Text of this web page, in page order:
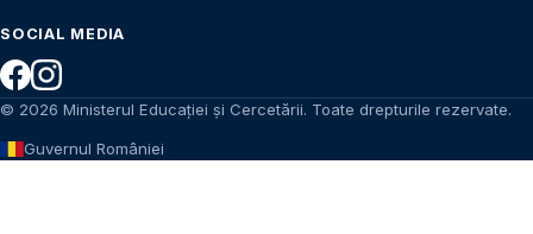
SOCIAL MEDIA
© 2026 Ministerul Educației și Cercetării. Toate drepturile rezervate.
Guvernul României